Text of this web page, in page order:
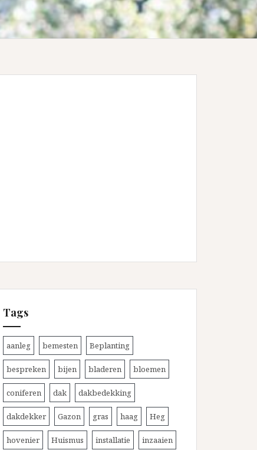
Tags
aanleg bemesten Beplanting
bespreken bijen bladeren bloemen
coniferen dak dakbedekking
dakdekker Gazon gras haag Heg
hovenier Huismus installatie inzaaien